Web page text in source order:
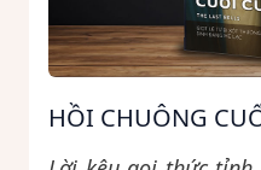
HỒI CHUÔNG